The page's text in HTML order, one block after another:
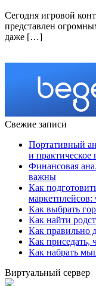
Сегодня игровой
представлен
даже […]
Свежие записи
Портативный
и
Финансовая
важны
Как
маркетплейсов:
Как выбрать
Как найти
Как правильно
Как приседать,
Как набрать
Виртуальный сервер